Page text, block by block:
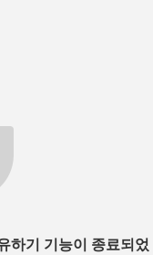
하기 기능이 종료되었